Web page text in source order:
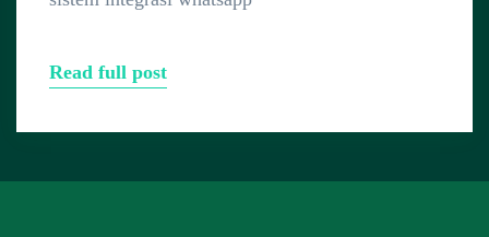
Read full post